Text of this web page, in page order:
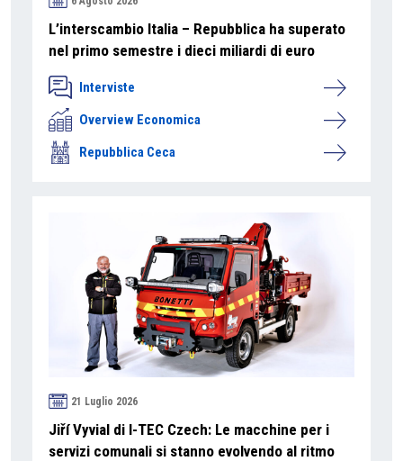
L’interscambio Italia – Repubblica ha superato
nel primo semestre i dieci miliardi di euro
Interviste
Overview Economica
Repubblica Ceca
21 Luglio 2026
Jiří Vyvial di I-TEC Czech: Le macchine per i
servizi comunali si stanno evolvendo al ritmo